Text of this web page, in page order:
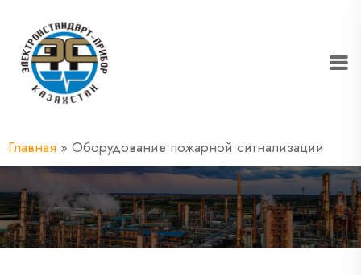
Главная » Оборудование пожарной сигнализации